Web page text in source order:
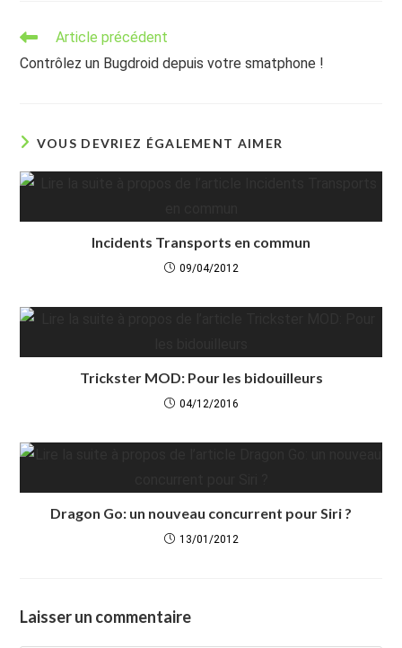
Read
articles
Article précédent
Contrôlez un Bugdroid depuis votre smatphone !
VOUS DEVRIEZ ÉGALEMENT AIMER
Incidents Transports en commun
09/04/2012
Trickster MOD: Pour les bidouilleurs
04/12/2016
Dragon Go: un nouveau concurrent pour Siri ?
13/01/2012
Laisser un commentaire